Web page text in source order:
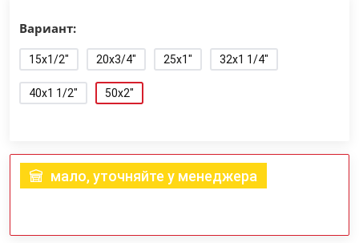
Вариант:
15x1/2" 20x3/4" 25x1" 32x1 1/4"
40x1 1/2" 50x2"
мало, уточняйте у менеджера